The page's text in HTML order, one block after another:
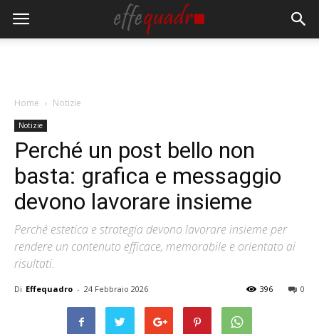
Home Notizie
Notizie
Perché un post bello non
basta: grafica e messaggio
devono lavorare insieme
Perché estetica e strategia devono lavorare insieme per
rendere un contenuto efficace, memorabile e orientato ai
risultati.
Di Effequadro - 24 Febbraio 2026 0
396